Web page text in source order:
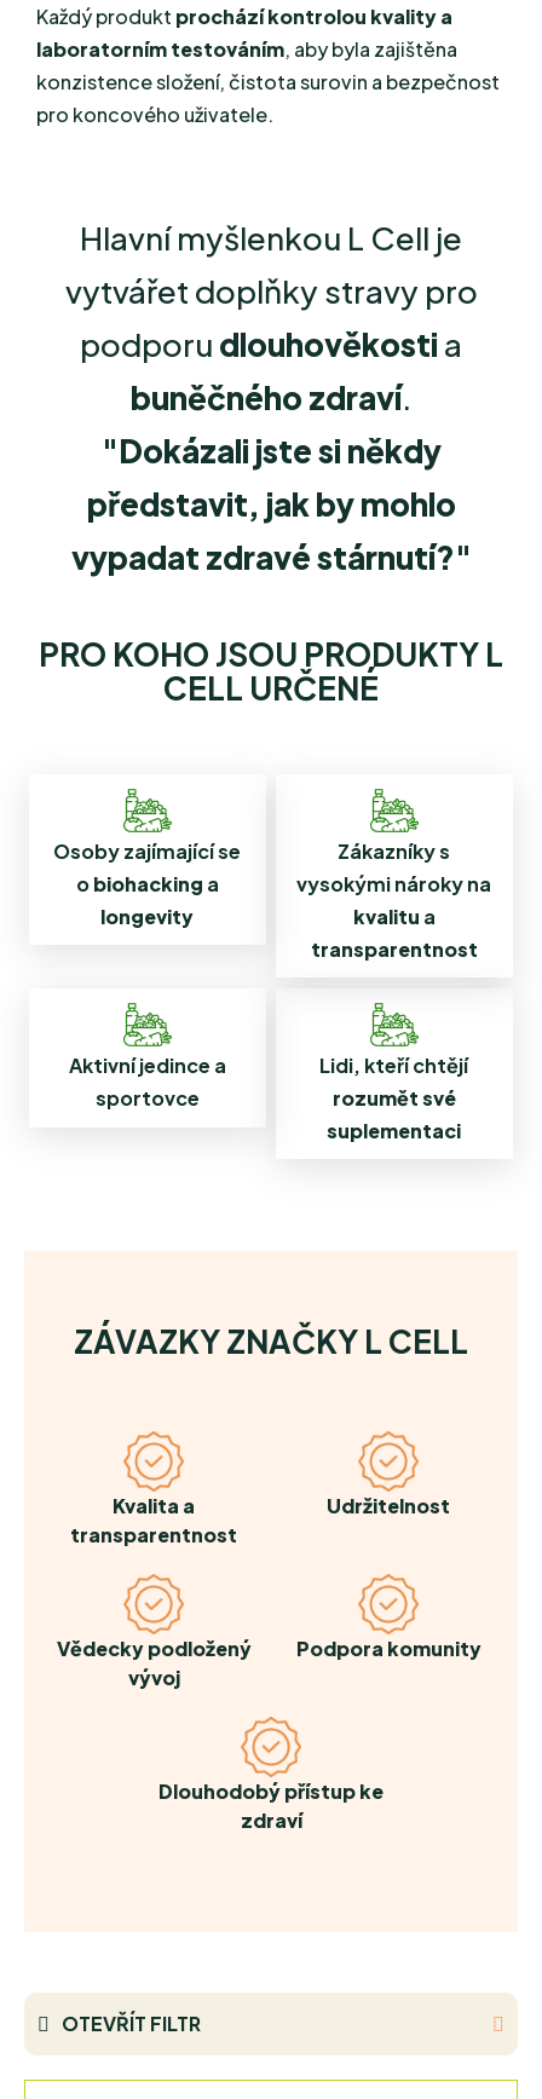
Každý produkt prochází kontrolou kvality a
laboratorním testováním, aby byla zajištěna
konzistence složení, čistota surovin a bezpečnost
pro koncového uživatele.
Hlavní myšlenkou L Cell je
vytvářet doplňky stravy pro
podporu dlouhověkosti a
buněčného zdraví.
"Dokázali jste si někdy
představit, jak by mohlo
vypadat zdravé stárnutí?"
PRO KOHO JSOU PRODUKTY L
CELL URČENÉ
Osoby zajímající se
obiohacking a
longevity
Zákazníky s
vysokými nároky na
kvalitu a
transparentnost
Aktivní jedince a
sportovce
Lidi, kteří chtějí
rozumět své
suplementaci
ZÁVAZKY ZNAČKY L CELL
Kvalita a
transparentnost
Udržitelnost
Vědecky podložený
vývoj
Podpora komunity
Dlouhodobý přístup ke
zdraví
OTEVŘÍT FILTR